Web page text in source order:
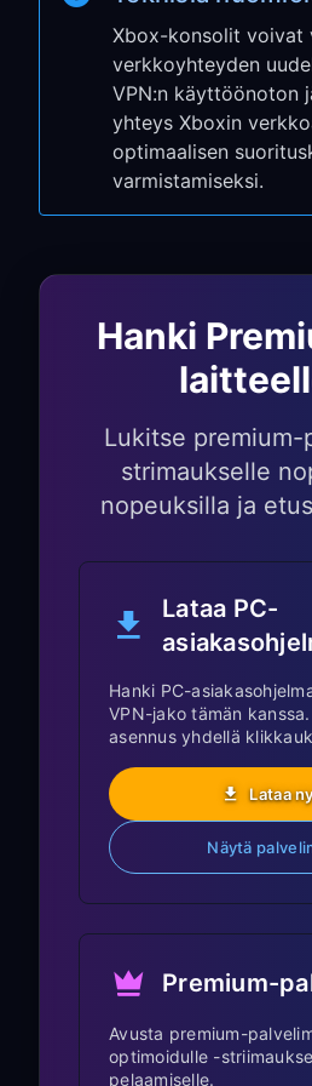
Siirry kohtaanSystem
Network
Valitse Network
settings
ValitseProxy settings
Syötä vaiheessa 1
ja port number
Vaihe 3: Testaa
yhteytesi
Siirry kohtaan
Tarkista yhteyden
tyyppi
Käynnistä Xbox
Xbox-
optimointi
Palvelimen
pelaamista
US East Coast:
Liveä ja useimpia
Asia (Tokyo/
aasialaisille
palveluille
Xbox-konsolit voivat
verkkoyhteyden
VPN:n käyttöönoton
yhteys Xboxin
optimaalisen
varmistamiseksi.
Hanki
Lukitse
strimaukselle
nopeuksilla ja
Lataa PC-
Hanki PC-
VPN-jako tämän
asennus yhdellä
Lataa
Näytä
Premium-
Avusta premium-
optimoidulle -
pelaamiselle.